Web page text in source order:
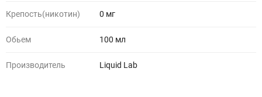
Крепость(никотин) 0 мг
Обьем 100 мл
Производитель Liquid Lab